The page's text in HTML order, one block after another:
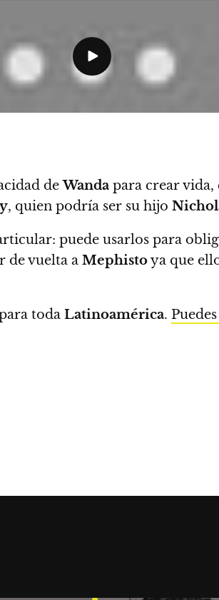
deWanda para crear vida,
, quien podría ser su hijo
puede usarlos para
de vuelta a Mephistoya que
toda Latinoamérica.